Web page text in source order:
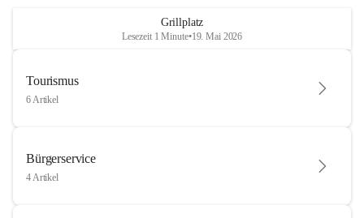
Grillplatz
Lesezeit 1 Minute•19. Mai 2026
Tourismus
6 Artikel
Bürgerservice
4 Artikel